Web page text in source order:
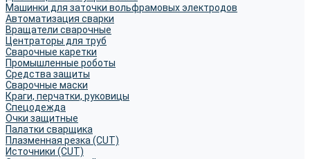
Машинки для заточки вольфрамовых электродов
Автоматизация сварки
Вращатели сварочные
Центраторы для труб
Сварочные каретки
Промышленные роботы
Средства защиты
Сварочные маски
Краги, перчатки, руковицы
Спецодежда
Очки защитные
Палатки сварщика
Плазменная резка (CUT)
Источники (CUT)